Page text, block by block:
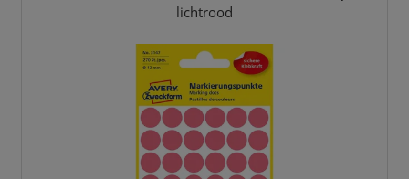
lichtrood